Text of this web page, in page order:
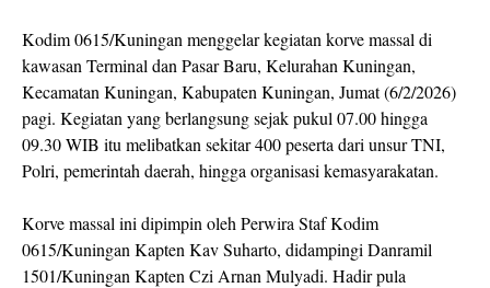
Kodim 0615/Kuningan menggelar kegiatan korve massal di
kawasan Terminal dan Pasar Baru, Kelurahan Kuningan,
Kecamatan Kuningan, Kabupaten Kuningan, Jumat (6/2/2026)
pagi. Kegiatan yang berlangsung sejak pukul 07.00 hingga
09.30 WIB itu melibatkan sekitar 400 peserta dari unsur TNI,
Polri, pemerintah daerah, hingga organisasi kemasyarakatan.
Korve massal ini dipimpin oleh Perwira Staf Kodim
0615/Kuningan Kapten Kav Suharto, didampingi Danramil
1501/Kuningan Kapten Czi Arnan Mulyadi. Hadir pula